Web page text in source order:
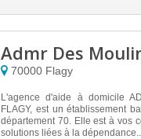
Admr Des
70000 Flagy
L'agence d'aide à domicile
FLAGY, est un établissement
département 70. Elle est à vos
solutions liées à la